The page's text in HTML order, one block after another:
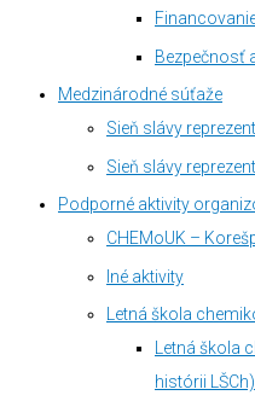
Bezpečnosť
Medzinárodné súťaže
Sieň slávy
Sieň slávy
Podporné aktivity
CHEMoUK –
Iné aktivity
Letná škola
Letná škola
histórii LŠCh)